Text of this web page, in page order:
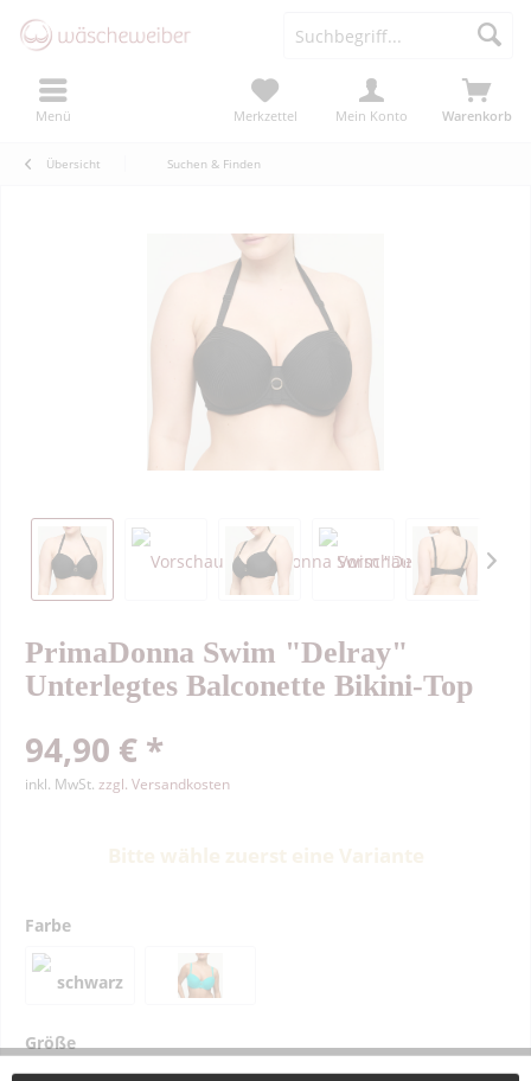
Menü Warenkorb
Merkzettel Mein Konto
Übersicht Suchen & Finden
PrimaDonna Swim "Delray"
Unterlegtes Balconette Bikini-Top
94,90 € *
inkl. MwSt. zzgl. Versandkosten
Farbe
Größe